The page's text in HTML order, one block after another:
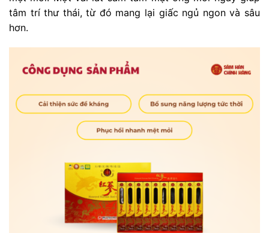
tâm trí thư thái, từ đó mang lại giấc ngủ ngon và sâu
hơn.